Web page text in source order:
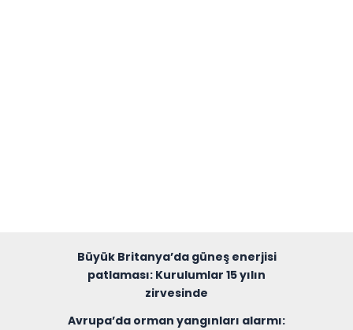
Büyük Britanya’da güneş enerjisi
patlaması: Kurulumlar 15 yılın
zirvesinde
Avrupa’da orman yangınları alarmı: